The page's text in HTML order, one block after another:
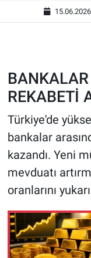
REKABETİ
Türkiye'de
bankalar
kazandı. Yeni
mevduatı
oranlarını
ASAYİŞ
EĞİTİM
ÇEVRE
HABERDE
POLİTİKA
SPOR
MAGAZİN
Bilim,